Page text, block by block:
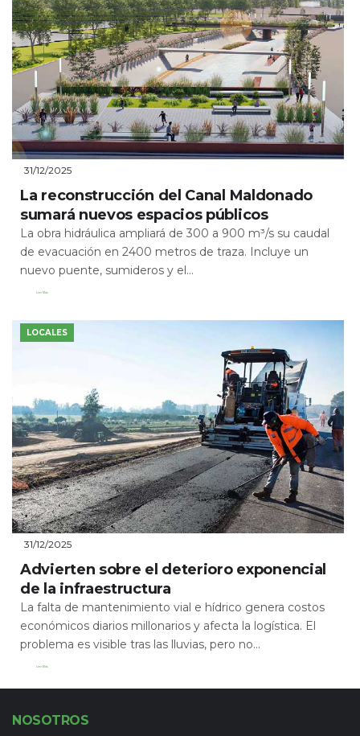
31/12/2025
La reconstrucción del Canal Maldonado
sumará nuevos espacios públicos
La obra hidráulica ampliará de 300 a 900 m³/s su caudal
de evacuación en 2400 metros de traza. Incluye un
nuevo puente, sumideros y el...
Leer Más
LOCALES
31/12/2025
Advierten sobre el deterioro exponencial
de la infraestructura
La falta de mantenimiento vial e hídrico genera costos
económicos diarios millonarios y afecta la logística. El
problema es visible tras las lluvias, pero no...
Leer Más
NOSOTROS